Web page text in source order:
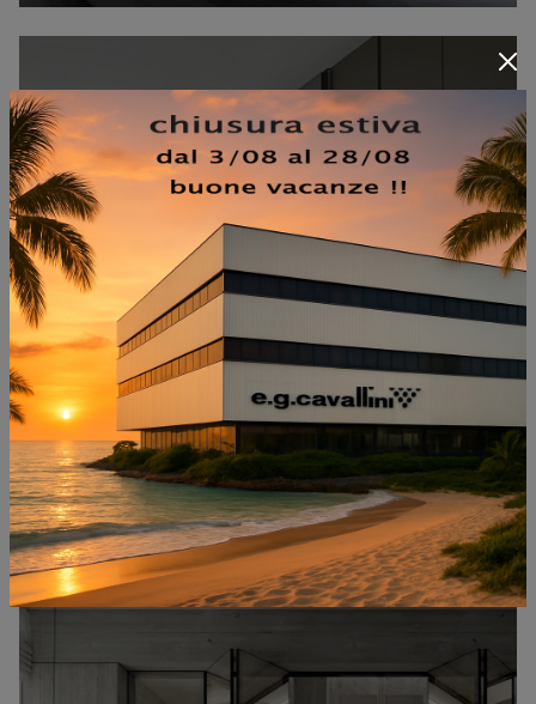
BRECCIA VISONE